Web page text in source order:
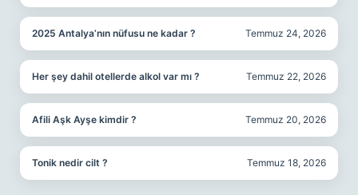
2025 Antalya’nın nüfusu ne kadar ? Temmuz 24, 2026
Her şey dahil otellerde alkol var mı ? Temmuz 22, 2026
Afili Aşk Ayşe kimdir ? Temmuz 20, 2026
Tonik nedir cilt ? Temmuz 18, 2026